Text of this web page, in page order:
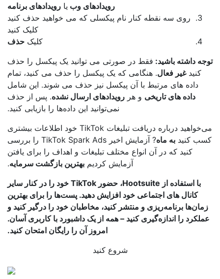
رویدادهای وب یارویدادهای برنامه
روی سه نقطه کنار نام پیکسلی که می خواهید حذف کنید
کلیک کنید
کلیکحذف
داشته باشید:فقط در صورتی می توانید یک پیکسل را حذف
کنیدغیر فعال. هنگامی که یک پیکسل را حذف می کنید، تمام
داده های مرتبط با آن پیکسل نیز حذف می شوند. این شامل
داده های تاریخی و هررویدادهای ارسال نشده. پس از حذف
نمی‌توانید این داده‌ها را بازیابی کنید.
می‌خواهید درباره دریافت تبلیغات TikTok خود اطلاعات بیشتری
کنیدبه ماه
? آزمایش اخیر TikTok Spark Ads را بررسی
کنید که در آن انواع مختلف تبلیغات و اهداف را برای یافتن
آزمایش کردیم بهترین بازگشت سرمایه
با استفاده از Hootsuite، حضور TikTok خود را در کنار سایر
کانال های اجتماعی خود افزایش دهید. پست‌ها را برای بهترین
برنامه‌ریزی و منتشر کنید، مخاطبان خود را درگیر کنید و
را اندازه‌گیری کنید – همه از یک داشبورد با کاربری آسان.
امروز آن را رایگان امتحان کنید.
شروع کنید